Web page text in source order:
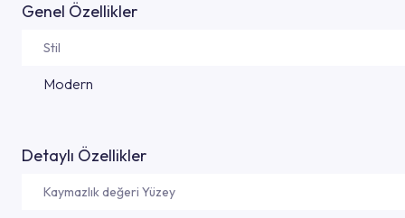
Genel Özellikler
Stil
Modern
Detaylı Özellikler
Kaymazlık değeri Yüzey